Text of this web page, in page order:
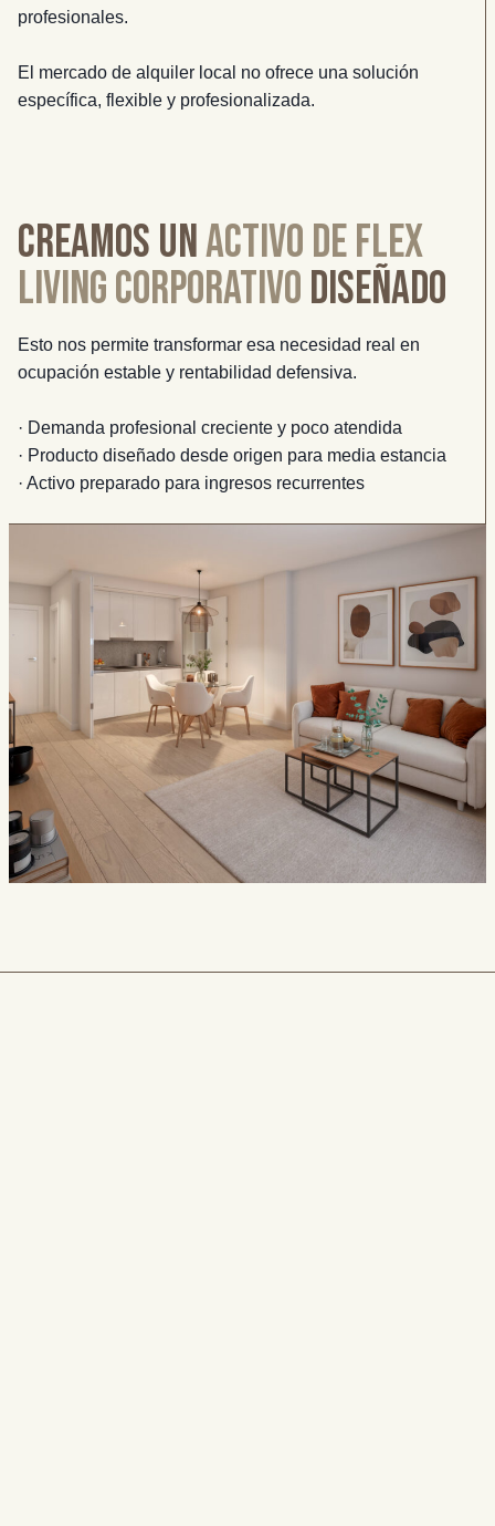
profesionales.
El mercado de alquiler local no ofrece una solución
específica, flexible y profesionalizada.
Creamos unactivo de flex
living corporativodiseñado
Esto nos permite transformar esa necesidad real en
ocupación estable y rentabilidad defensiva.
· Demanda profesional creciente y poco atendida
· Producto diseñado desde origen para media estancia
· Activo preparado para ingresos recurrentes